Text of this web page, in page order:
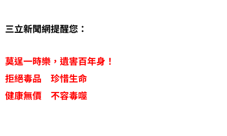
三立新聞網提醒您：
莫逞一時樂，遺害百年身！
拒絕毒品 珍惜生命
健康無價 不容毒噬